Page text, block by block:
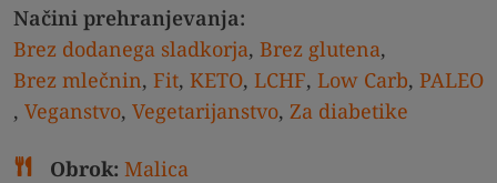
Načini prehranjevanja:
Brez dodanega sladkorja, Brez glutena,
Brez mlečnin, Fit, KETO, LCHF, Low Carb, PALEO
, Veganstvo, Vegetarijanstvo, Za diabetike
Obrok: Malica